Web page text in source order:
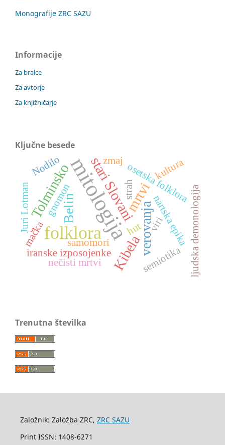
Monografije ZRC SAZU
Informacije
Za bralce
Za avtorje
Za knjižničarje
Ključne besede
mitologija
folklora Kibela
stari Slovanimrtvi
verovanja
Belin
Tolminsko nartska epika
iranske izposojenke
osetska folklora
nečisti mrtvi
viri ljudska demonologija
kultura
strah
semiotika
mačka
Nodilo
Juri Lotman gnomon
hut
zmaj
samomori
Trenutna številka
Založnik: Založba ZRC, ZRC SAZU
Print ISSN: 1408-6271